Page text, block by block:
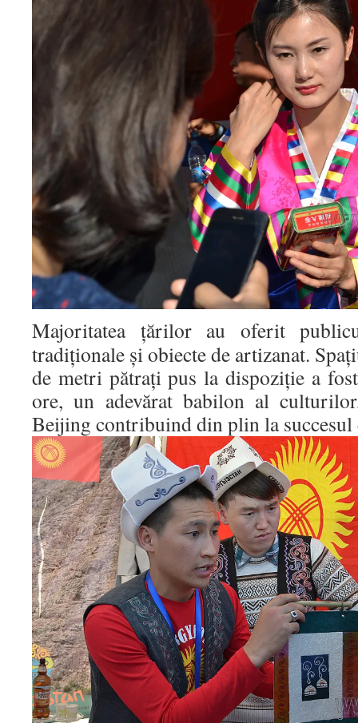
Majoritatea țărilor au oferit
tradiționale și obiecte de artizanat.
de metri pătrați pus la dispoziție a
ore, un adevărat babilon al
Beijing contribuind din plin la succesul